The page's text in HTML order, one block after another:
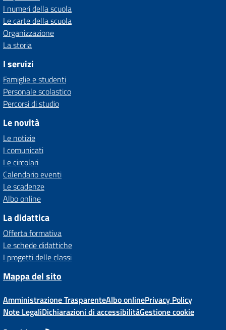
I numeri della scuola
Le carte della scuola
Organizzazione
La storia
I servizi
Famiglie e studenti
Personale scolastico
Percorsi di studio
Le novità
Le notizie
I comunicati
Le circolari
Calendario eventi
Le scadenze
Albo online
La didattica
Offerta formativa
Le schede didattiche
I progetti delle classi
Mappa del sito
Amministrazione TrasparenteAlbo onlinePrivacy Policy
Note LegaliDichiarazioni di accessibilitàGestione cookie